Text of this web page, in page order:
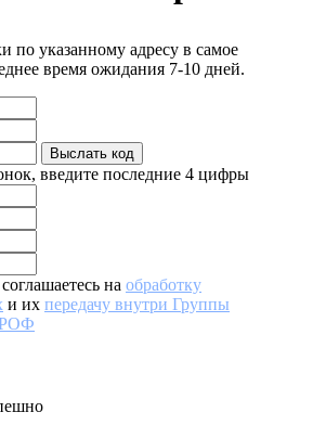
по указанному адресу в самое
время ожидания 7-10 дней.
Выслать код
введите последние 4 цифры
на обработку
и их передачу внутри Группы